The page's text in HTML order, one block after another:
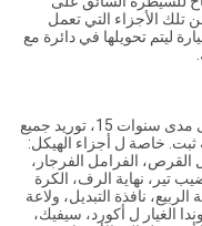
تلك الأجزاء التي تعمل
ليتم تحويلها في دائرة مع
شركتنا متخصصة في قطع غيار السيارات على مدى سنوات 15، توريد جميع
ثبت. خاصة ل أجزاء الهيكل:
القرص، الفرامل الفرجار،
تير، نهاية الرف، الكرة
نافذة التبديل، ولاعة
الغيار ل أكورد، سيفيك،